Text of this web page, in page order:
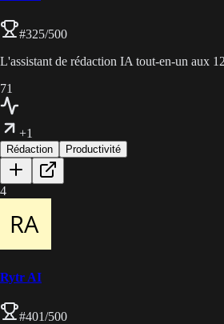
#325/500
L'assistant de rédaction IA tout-en-un aux
71
+1
Rédaction Productivité
4
Rytr AI
#401/500